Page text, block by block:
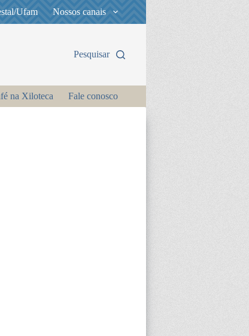
Ufam Nossos canais
Pesquisar
na Xiloteca Fale conosco